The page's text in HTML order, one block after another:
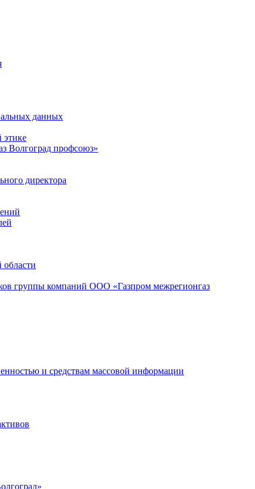
данных
этике
Волгоград профсоюз»
директора
области
группы компаний ООО «Газпром межрегионгаз
и средствам массовой информации